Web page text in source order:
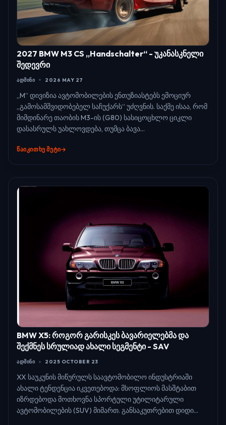
2027 BMW M3 CS „Handschalter“ - უკანასკნელი
შედევრი
ᲐᲓᲛᲘᲜᲘ 2026 MAY 27
„M“ დივიზია ავტომობილების ენთუზიასტებს ემოციურ
„გამოსამშვიდობებელ საჩუქარს“ უძღვნის. საქმე ისაა, რომ
მიმდინარე თაობის M3-ის (G80) სასიცოცხლო ციკლი
დასასრულს უახლოვდება, თუმცა ბავა...
ᲬᲐᲘᲙᲘᲗᲮᲔ ᲛᲔᲢᲘ
BMW X5: როგორ გარისკეს ბავარიელებმა და
შექმნეს სრულიად ახალი სეგმენტი - SAV
ᲐᲓᲛᲘᲜᲘ 2025 OCTOBER 23
XX საუკუნის მიწურულს საავტომობილო ინდუსტრიაში
ახალი ტენდენცია იკვეთებოდა: მსოფლიოს მასშტაბით
იზრდებოდა მოთხოვნა სპორტული უტილიტარული
ავტომობილების (SUV) მიმართ. განსაკუთრებით დიდი...